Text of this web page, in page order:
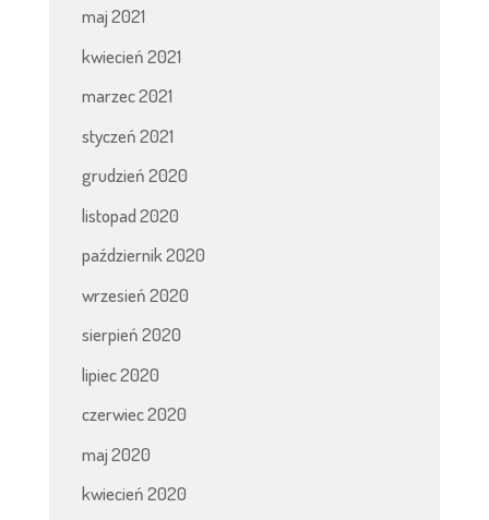
maj 2021
kwiecień 2021
marzec 2021
styczeń 2021
grudzień 2020
listopad 2020
październik 2020
wrzesień 2020
sierpień 2020
lipiec 2020
czerwiec 2020
maj 2020
kwiecień 2020